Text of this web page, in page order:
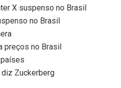
X suspenso no Brasil
no Brasil
preços no Brasil
Zuckerberg